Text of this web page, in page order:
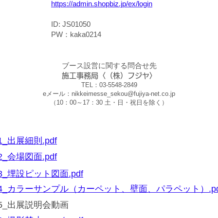
https://admin.shopbiz.jp/ex/login
ID: JS01050
PW：kaka0214
​ブース設営に関する問合せ先
施工事務局〈（株）フジヤ〉
TEL：03-5548-2849
eメール： nikkeimesse_sekou@fujiya-net.co.jp
（10：00～17：30 土・日・祝日を除く）
出展細則.pdf
会場図面.pdf
埋設ピット図面.pdf
カラーサンプル（カーペット、壁面、パラペット）
出展説明会動画